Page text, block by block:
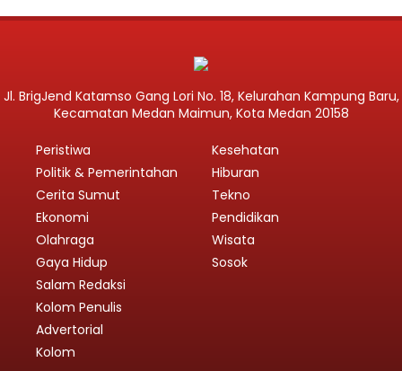
Jl. BrigJend Katamso Gang Lori No. 18, Kelurahan Kampung Baru,
Kecamatan Medan Maimun, Kota Medan 20158
Peristiwa
Politik & Pemerintahan
Cerita Sumut
Ekonomi
Olahraga
Gaya Hidup
Kesehatan
Hiburan
Tekno
Pendidikan
Wisata
Sosok
Salam Redaksi
Kolom Penulis
Advertorial
Kolom